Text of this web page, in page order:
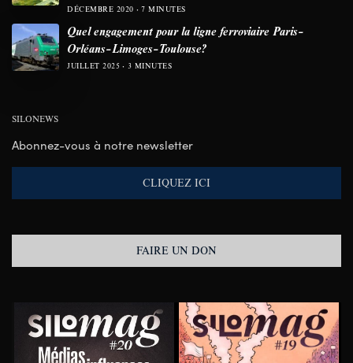
DÉCEMBRE 2020 7 MINUTES
Quel engagement pour la ligne ferroviaire Paris–
Orléans–Limoges–Toulouse?
JUILLET 2025 3 MINUTES
SILONEWS
Abonnez-vous à notre newsletter
CLIQUEZ ICI
FAIRE UN DON